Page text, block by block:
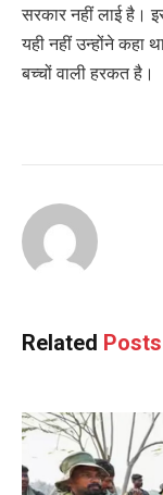
सरकार नहीं लाई है।
यही नहीं उन्होंने कहा
बच्चों वाली हरकत है।
Related Posts